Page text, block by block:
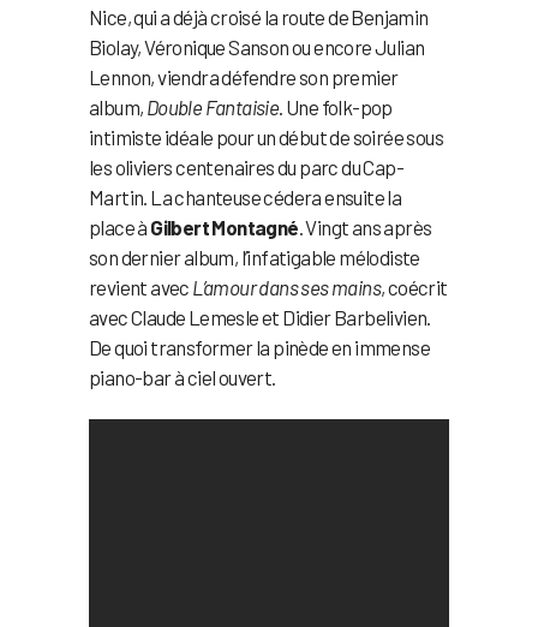
Nice, qui a déjà croisé la route de Benjamin
Biolay, Véronique Sanson ou encore Julian
Lennon, viendra défendre son premier
album, Double Fantaisie . Une folk-pop
intimiste idéale pour un début de soirée sous
les oliviers centenaires du parc du Cap-
Martin. La chanteuse cédera ensuite la
place à Gilbert Montagné . Vingt ans après
son dernier album, l’infatigable mélodiste
revient avec L’amour dans ses mains, coécrit
avec Claude Lemesle et Didier Barbelivien.
De quoi transformer la pinède en immense
piano-bar à ciel ouvert.